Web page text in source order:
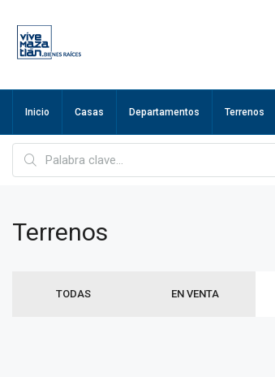
Inicio Casas Departamentos Terrenos
Terrenos
TODAS EN VENTA